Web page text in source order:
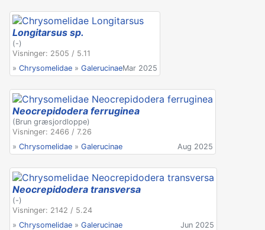
Longitarsus sp.
(-)
Visninger: 2505 / 5.11
» Chrysomelidae » GalerucinaeMar 2025
Neocrepidodera ferruginea
(Brun græsjordloppe)
Visninger: 2466 / 7.26
» Chrysomelidae » Galerucinae Aug 2025
Neocrepidodera transversa
(-)
Visninger: 2142 / 5.24
» Chrysomelidae » Galerucinae Jun 2025